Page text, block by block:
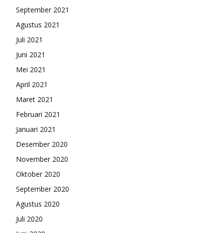
September 2021
Agustus 2021
Juli 2021
Juni 2021
Mei 2021
April 2021
Maret 2021
Februari 2021
Januari 2021
Desember 2020
November 2020
Oktober 2020
September 2020
Agustus 2020
Juli 2020